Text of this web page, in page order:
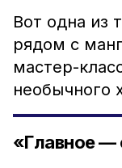
Вот одна из
рядом с
мастер-
необычного
«Главное —